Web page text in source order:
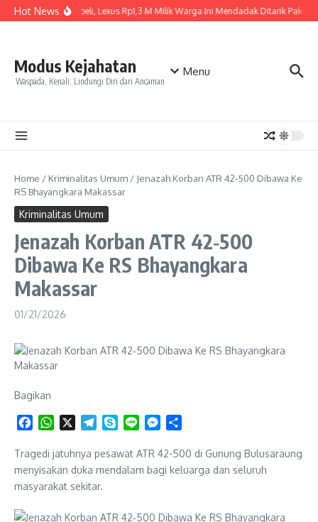
Skip to content
Hot NewsBaru Dibeli, Lexus Rp1,3 M Milik Warga Ini Mendadak Ditarik Paksa,
Modus Kejahatan
Waspada, Kenali, Lindungi Diri dari Ancaman
Menu
Home / Kriminalitas Umum / Jenazah Korban ATR 42‑500 Dibawa Ke
RS Bhayangkara Makassar
Kriminalitas Umum
Jenazah Korban ATR 42‑500
Dibawa Ke RS Bhayangkara
Makassar
01/21/2026
Bagikan
FacebookWhatsAppTelegramSkypeLine Messenger
Tragedi jatuhnya pesawat ATR 42-500 di Gunung Bulusaraung
menyisakan duka mendalam bagi keluarga dan seluruh
masyarakat sekitar.